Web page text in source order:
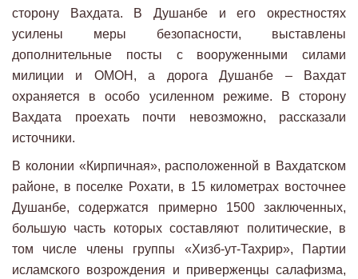
сторону Вахдата. В Душанбе и его окрестностях
усилены меры безопасности, выставлены
дополнительные посты с вооруженными силами
милиции и ОМОН, а дорога Душанбе – Вахдат
охраняется в особо усиленном режиме. В сторону
Вахдата проехать почти невозможно, рассказали
источники.
В колонии «Кирпичная», расположенной в Вахдатском
районе, в поселке Рохати, в 15 километрах восточнее
Душанбе, содержатся примерно 1500 заключенных,
большую часть которых составляют политические, в
том числе члены группы «Хизб-ут-Тахрир», Партии
исламского возрождения и приверженцы салафизма,